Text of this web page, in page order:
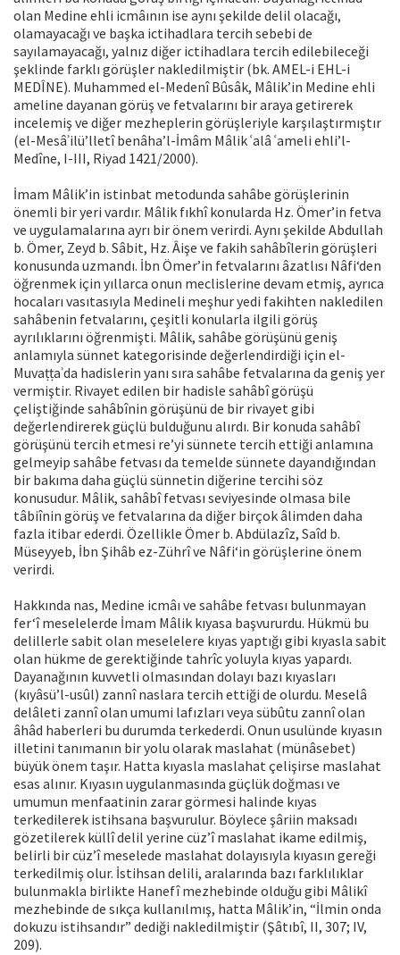
olan Medine ehli icmâının ise aynı şekilde delil olacağı,
olamayacağı ve başka ictihadlara tercih sebebi de
sayılamayacağı, yalnız diğer ictihadlara tercih edilebileceği
şeklinde farklı görüşler nakledilmiştir (bk. AMEL-i EHL-i
MEDÎNE). Muhammed el-Medenî Bûsâk, Mâlik’in Medine ehli
ameline dayanan görüş ve fetvalarını bir araya getirerek
incelemiş ve diğer mezheplerin görüşleriyle karşılaştırmıştır
(el-Mesâʾilü’lletî benâha’l-İmâm Mâlik ʿalâ ʿameli ehli’l-
Medîne, I-III, Riyad 1421/2000).
İmam Mâlik’in istinbat metodunda sahâbe görüşlerinin
önemli bir yeri vardır. Mâlik fıkhî konularda Hz. Ömer’in fetva
ve uygulamalarına ayrı bir önem verirdi. Aynı şekilde Abdullah
b. Ömer, Zeyd b. Sâbit, Hz. Âişe ve fakih sahâbîlerin görüşleri
konusunda uzmandı. İbn Ömer’in fetvalarını âzatlısı Nâfi‘den
öğrenmek için yıllarca onun meclislerine devam etmiş, ayrıca
hocaları vasıtasıyla Medineli meşhur yedi fakihten nakledilen
sahâbenin fetvalarını, çeşitli konularla ilgili görüş
ayrılıklarını öğrenmişti. Mâlik, sahâbe görüşünü geniş
anlamıyla sünnet kategorisinde değerlendirdiği için el-
Muvaṭṭaʾda hadislerin yanı sıra sahâbe fetvalarına da geniş yer
vermiştir. Rivayet edilen bir hadisle sahâbî görüşü
çeliştiğinde sahâbînin görüşünü de bir rivayet gibi
değerlendirerek güçlü bulduğunu alırdı. Bir konuda sahâbî
görüşünü tercih etmesi re’yi sünnete tercih ettiği anlamına
gelmeyip sahâbe fetvası da temelde sünnete dayandığından
bir bakıma daha güçlü sünnetin diğerine tercihi söz
konusudur. Mâlik, sahâbî fetvası seviyesinde olmasa bile
tâbiînin görüş ve fetvalarına da diğer birçok âlimden daha
fazla itibar ederdi. Özellikle Ömer b. Abdülazîz, Saîd b.
Müseyyeb, İbn Şihâb ez-Zührî ve Nâfi‘in görüşlerine önem
verirdi.
Hakkında nas, Medine icmâı ve sahâbe fetvası bulunmayan
fer‘î meselelerde İmam Mâlik kıyasa başvururdu. Hükmü bu
delillerle sabit olan meselelere kıyas yaptığı gibi kıyasla sabit
olan hükme de gerektiğinde tahrîc yoluyla kıyas yapardı.
Dayanağının kuvvetli olmasından dolayı bazı kıyasları
(kıyâsü’l-usûl) zannî naslara tercih ettiği de olurdu. Meselâ
delâleti zannî olan umumi lafızları veya sübûtu zannî olan
âhâd haberleri bu durumda terkederdi. Onun usulünde kıyasın
illetini tanımanın bir yolu olarak maslahat (münâsebet)
büyük önem taşır. Hatta kıyasla maslahat çelişirse maslahat
esas alınır. Kıyasın uygulanmasında güçlük doğması ve
umumun menfaatinin zarar görmesi halinde kıyas
terkedilerek istihsana başvurulur. Böylece şâriin maksadı
gözetilerek küllî delil yerine cüz’î maslahat ikame edilmiş,
belirli bir cüz’î meselede maslahat dolayısıyla kıyasın gereği
terkedilmiş olur. İstihsan delili, aralarında bazı farklılıklar
bulunmakla birlikte Hanefî mezhebinde olduğu gibi Mâlikî
mezhebinde de sıkça kullanılmış, hatta Mâlik’in, “İlmin onda
dokuzu istihsandır” dediği nakledilmiştir (Şâtıbî, II, 307; IV,
209).